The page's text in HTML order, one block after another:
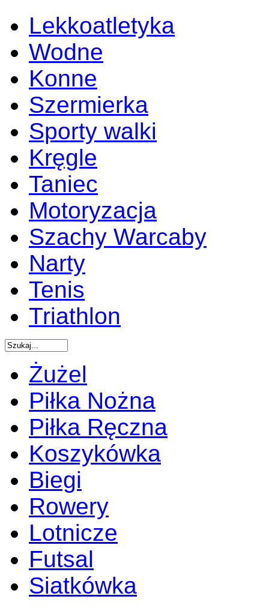
Lekkoatletyka
Wodne
Konne
Szermierka
Sporty walki
Kręgle
Taniec
Motoryzacja
Szachy Warcaby
Narty
Tenis
Triathlon
Żużel
Piłka Nożna
Piłka Ręczna
Koszykówka
Biegi
Rowery
Lotnicze
Futsal
Siatkówka